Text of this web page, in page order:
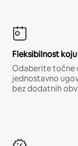
Fleksibilnost
Odaberite točne
jednostavno
bez dodatnih